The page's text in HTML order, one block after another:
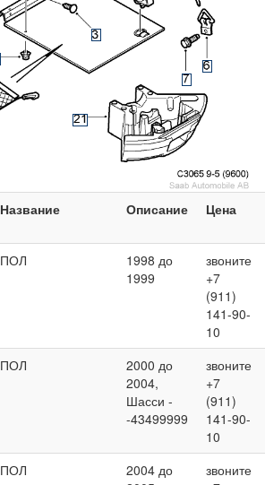
Название Описание Цена
ПОЛ
1998 до
1999
звоните
+7
(911)
141-90-
10
ПОЛ
2000 до
2004,
Шасси -
-43499999
звоните
+7
(911)
141-90-
10
ПОЛ
2004 до
звоните